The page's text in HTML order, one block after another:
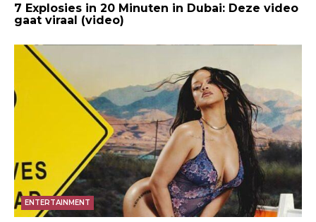
7 Explosies in 20 Minuten in Dubai: Deze video
gaat viraal (video)
ENTERTAINMENT